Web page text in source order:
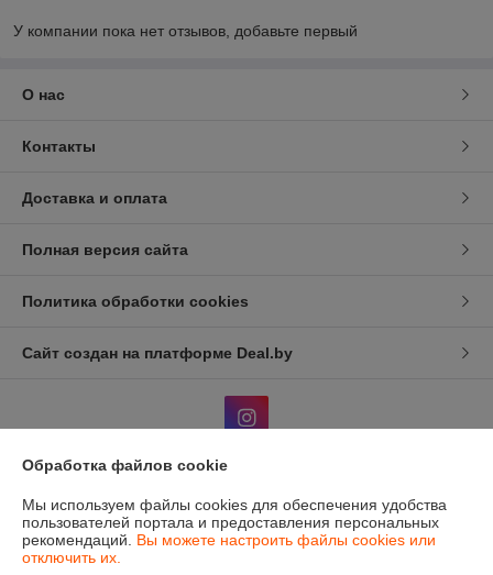
У компании пока нет отзывов, добавьте первый
О нас
Контакты
Доставка и оплата
Полная версия сайта
Политика обработки cookies
Сайт создан на платформе Deal.by
Информация для покупателя
Индивидуальный предприниматель:
ИП Жуковский В.Д.
г. Минск, Пр-т Партизанский 13, кв 78.
Обработка файлов cookie
Мы используем файлы cookies для обеспечения удобства
пользователей портала и предоставления персональных
рекомендаций. Вы можете настроить файлы cookies или
отключить их.